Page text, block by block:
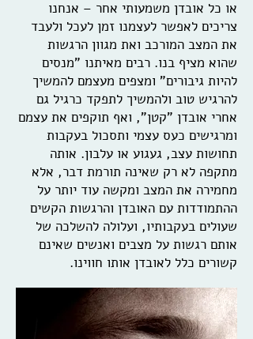
או כל אובדן משמעותי אחר – אנחנו
צריכים לאפשר לעצמנו זמן לעכל ולעבד
את המצב המורכב ואת מגוון הרגשות
שהוא מציף בנו. רבים מאיתנו "מנסים
להיות גיבורים" ומצפים מעצמם להמשיך
להרגיש טוב ולהמשיך לתפקד כרגיל גם
אחרי אובדן "קטן", ואף תוקפים את עצמם
ומרגישים כעס עצמי ותסכול בעקבות
תחושות עצב, געגוע או עלבון. אותה
מתקפה לא רק שאינה תורמת דבר, אלא
מחמירה את המצב ומקשה עוד יותר על
ההתמודדות עם האובדן והרגשות הקשים
שעולים בעקבותיו, ועלולה להשלכה של
אותם רגשות על מצבים ואנשים שאינם
קשורים כלל לאובדן אותו חווינו.